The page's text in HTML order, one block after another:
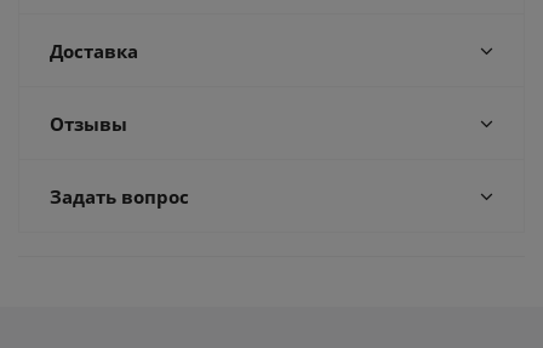
Доставка
Отзывы
Задать вопрос